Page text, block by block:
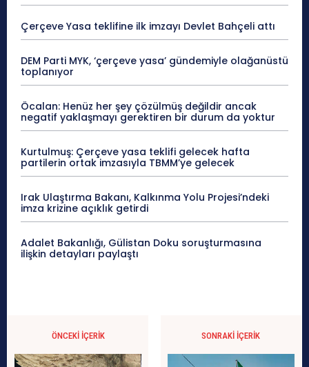
Çerçeve Yasa teklifine ilk imzayı Devlet Bahçeli attı
DEM Parti MYK, ‘çerçeve yasa’ gündemiyle olağanüstü
toplanıyor
Öcalan: Henüz her şey çözülmüş değildir ancak
negatif yaklaşmayı gerektiren bir durum da yoktur
Kurtulmuş: Çerçeve yasa teklifi gelecek hafta
partilerin ortak imzasıyla TBMM’ye gelecek
Irak Ulaştırma Bakanı, Kalkınma Yolu Projesi’ndeki
imza krizine açıklık getirdi
Adalet Bakanlığı, Gülistan Doku soruşturmasına
ilişkin detayları paylaştı
ÖNCEKI İÇERIK SONRAKI İÇERIK